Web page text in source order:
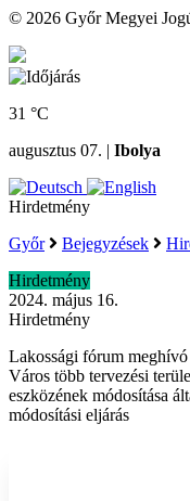
© 2026 Győr Megyei
31 °C
augusztus 07. | Ibolya
Hirdetmény
Győr
Bejegyzések
Hirdetmény
2024. május 16.
Hirdetmény
Lakossági fórum
Város több tervezési
eszközének módosítása
módosítási eljárás